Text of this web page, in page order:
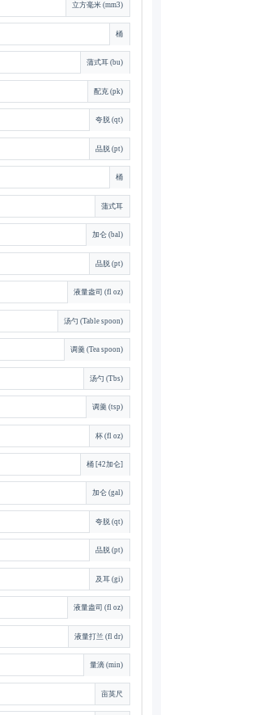
立方毫米 (mm3)
桶
蒲式耳 (bu)
配克 (pk)
夸脱 (qt)
品脱 (pt)
桶
蒲式耳
加仑 (bal)
品脱 (pt)
液量盎司 (fl oz)
汤勺 (Table spoon)
调羹 (Tea spoon)
汤勺 (Tbs)
调羹 (tsp)
杯 (fl oz)
桶 [42加仑]
加仑 (gal)
夸脱 (qt)
品脱 (pt)
及耳 (gi)
液量盎司 (fl oz)
液量打兰 (fl dr)
量滴 (min)
亩英尺